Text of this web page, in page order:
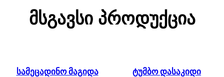
Მსგავსი Პროდუქცია
სამეცადინო მაგიდა
ტუმბო დასაკიდი